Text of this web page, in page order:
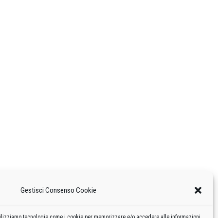
Gestisci Consenso Cookie